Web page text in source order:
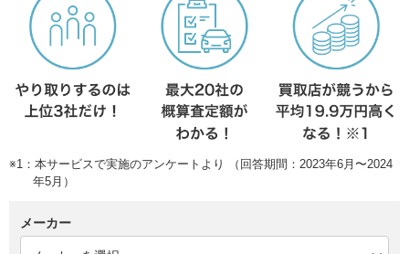
※1：本サービスで実施のアンケートより （回答期間：2023年6月〜2024
年5月）
メーカー